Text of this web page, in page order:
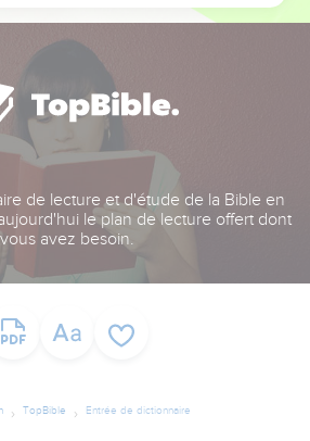
de lecture et d'étude de la Bible en
le plan de lecture offert dont
vous avez besoin.
TopBible Entrée de dictionnaire